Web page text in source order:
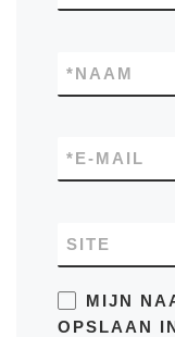
NAAM
*
E-MAIL
*
SITE
MIJN
OPSLAAN